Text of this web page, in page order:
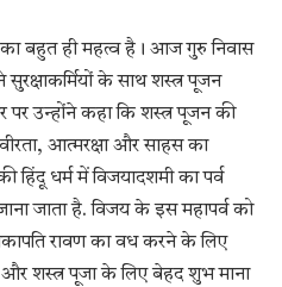
बहुत ही महत्व है। आज गुरु निवास
के साथ शस्त्र पूजन
पर उन्होंने कहा कि शस्त्र पूजन की
वीरता, आत्मरक्षा और साहस का
हिंदू धर्म में विजयादशमी का पर्व
जाता है. विजय के इस महापर्व को
लंकापति रावण का वध करने के लिए
और शस्त्र पूजा के लिए बेहद शुभ माना